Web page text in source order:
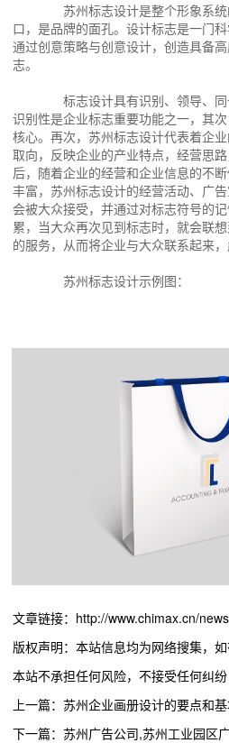
苏州标志设计是整个形象系统
口，是品牌的面孔。设计标志是一门
通过创意策略与创意设计，创造具备
志。
标志设计具有识别、领导、同
识别性是企业标志重要功能之一，其
核心。再次，苏州标志设计代表着企
取向，反映企业的产业特点，经营思
后，随着企业的经营和企业信息的不
丰富，苏州标志设计的经营活动、广
会被大众接受，并通过对标志符号的
累，当大众再次见到标志时，就会联
的服务，从而将企业与大众联系起来
苏州标志设计示例图：
文章链接：http://www.chimax.cn/
版权声明：本站信息均为网络搜集，
本站不承担任何风险，不接受任何纠纷
上一篇：苏州企业画册设计的要点和
下一篇：苏州广告公司,苏州工业园区